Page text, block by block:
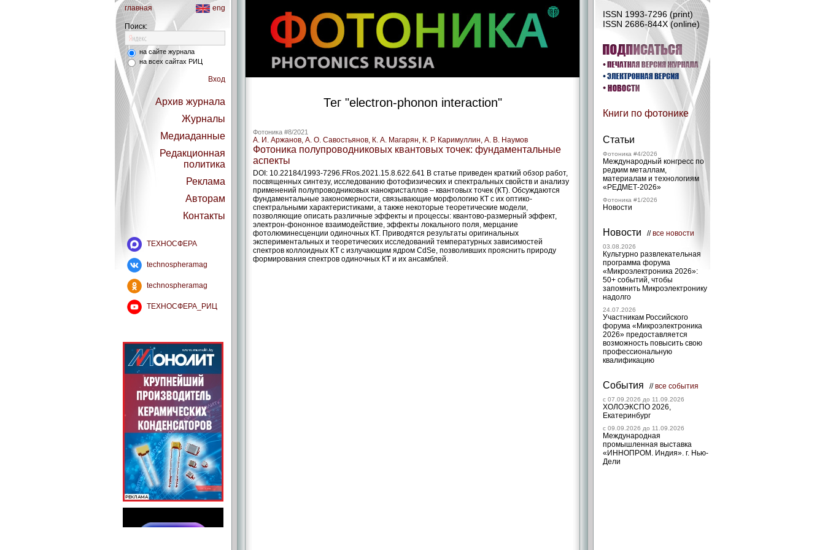
главная eng
Поиск:
на сайте журнала
на всех сайтах РИЦ
Вход
Архив журнала
Журналы
Медиаданные
Редакционная
политика
Реклама
Авторам
Контакты
ТЕХНОСФЕРА
technospheramag
technospheramag
ТЕХНОСФЕРА_РИЦ
ISSN 1993-7296 (print)
ISSN 2686-844X (online)
Книги по фотонике
Статьи
Фотоника #4/2026
Международный конгресс по
редким металлам,
материалам и технологиям
«РЕДМЕТ‑2026»
Фотоника #1/2026
Новости
Новости //все новости
03.08.2026
Культурно развлекательная
программа форума
«Микроэлектроника 2026»:
50+ событий, чтобы
запомнить Микроэлектронику
надолго
24.07.2026
Участникам Российского
форума «Микроэлектроника
2026» предоставляется
возможность повысить свою
профессиональную
квалификацию
События //все события
c 07.09.2026 до 11.09.2026
ХОЛОЭКСПО 2026,
Екатеринбург
c 09.09.2026 до 11.09.2026
Международная
промышленная выставка
«ИННОПРОМ. Индия». г. Нью-
Дели
Тег "electron-­phonon interaction"
Фотоника #8/2021
А. И. Аржанов, А. О. Савостьянов, К. А. Магарян, К. Р. Каримуллин, А. В. Наумов
Фотоника полупроводниковых квантовых точек: фундаментальные
аспекты
DOI: 10.22184/1993-7296.FRos.2021.15.8.622.641 В статье приведен краткий обзор работ,
посвященных синтезу, исследованию фотофизических и спектральных свой­ств и анализу
применений полупроводниковых нанокристаллов – ​квантовых точек (КТ). Обсуждаются
фундаментальные закономерности, связывающие морфологию КТ с их оптико-
спектральными характеристиками, а также некоторые теоретические модели,
позволяющие описать различные эффекты и процессы: квантово-­размерный эффект,
электрон-­фононное взаимодействие, эффекты локального поля, мерцание
фотолюминесценции одиночных КТ. Приводятся результаты оригинальных
экспериментальных и теоретических исследований температурных зависимостей
спектров коллоидных КТ с излучающим ядром CdSe, позволивших прояснить природу
формирования спектров одиночных КТ и их ансамблей.